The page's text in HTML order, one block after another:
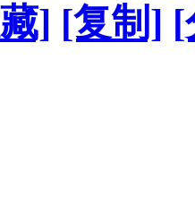
] [复制] [